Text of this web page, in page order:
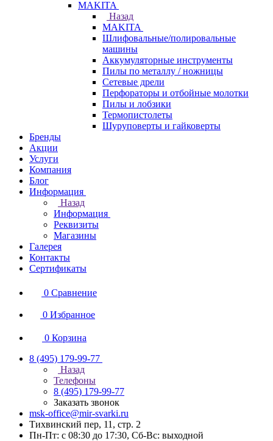
МAKITA
Назад
МAKITA
Шлифовальные/полировальные
машины
Аккумуляторные инструменты
Пилы по металлу / ножницы
Сетевые дрели
Перфораторы и отбойные молотки
Пилы и лобзики
Термопистолеты
Шуруповерты и гайковерты
Бренды
Акции
Услуги
Компания
Блог
Информация
Назад
Информация
Реквизиты
Магазины
Галерея
Контакты
Сертификаты
0 Сравнение
0 Избранное
0 Корзина
8 (495) 179-99-77
Назад
Телефоны
8 (495) 179-99-77
Заказать звонок
msk-office@mir-svarki.ru
Тихвинский пер, 11, стр. 2
Пн-Пт: с 08:30 до 17:30, Сб-Вс: выходной